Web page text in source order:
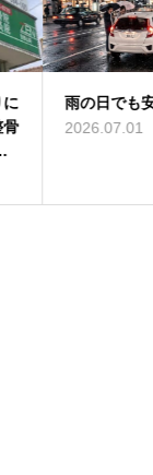
雨の日でも安全に
2026.07.01